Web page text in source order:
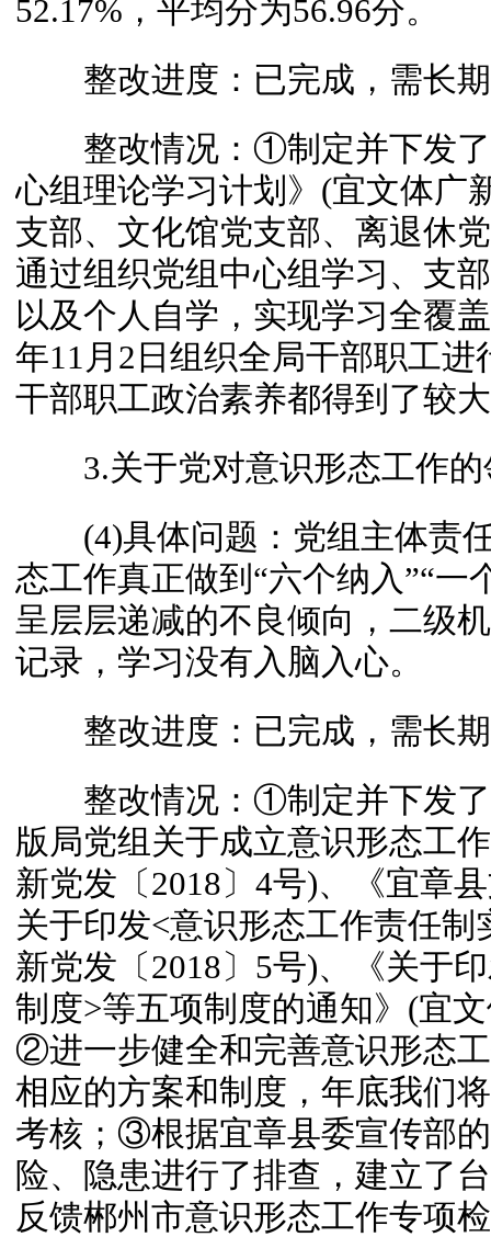
52.17%，平均分为56.96分。
整改进度：已完成，需长
整改情况：①制定并下发了
心组理论学习计划》(宜文体广
支部、文化馆党支部、离退休
通过组织党组中心组学习、支
以及个人自学，实现学习全覆
年11月2日组织全局干部职工
干部职工政治素养都得到了较
3.关于党对意识形态工作的
(4)具体问题：党组主体责任
态工作真正做到“六个纳入”“一
呈层层递减的不良倾向，二级
记录，学习没有入脑入心。
整改进度：已完成，需长
整改情况：①制定并下发了
版局党组关于成立意识形态工
新党发〔2018〕4号)、《宜章
关于印发<意识形态工作责任
新党发〔2018〕5号)、《关于
制度>等五项制度的通知》(宜
②进一步健全和完善意识形态
相应的方案和制度，年底我们
考核；③根据宜章县委宣传部
险、隐患进行了排查，建立了
反馈郴州市意识形态工作专项